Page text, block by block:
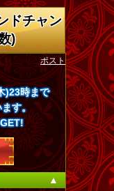
ドチャン
)
ポスト
)23時まで
す。
▲